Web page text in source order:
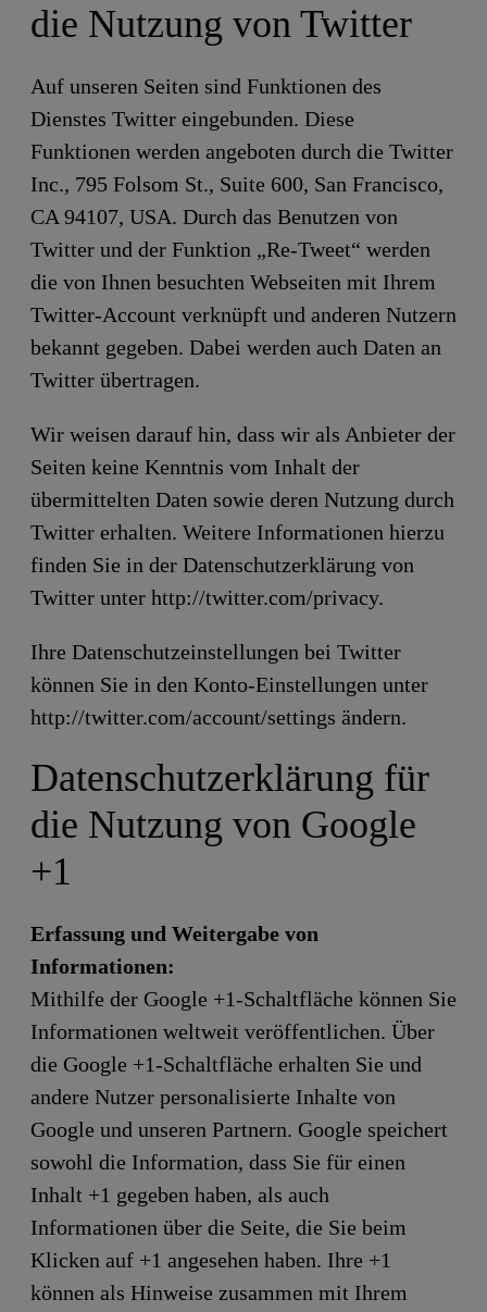
die Nutzung von Twitter
Auf unseren Seiten sind Funktionen des
Dienstes Twitter eingebunden. Diese
Funktionen werden angeboten durch die Twitter
Inc., 795 Folsom St., Suite 600, San Francisco,
CA 94107, USA. Durch das Benutzen von
Twitter und der Funktion „Re-Tweet“ werden
die von Ihnen besuchten Webseiten mit Ihrem
Twitter-Account verknüpft und anderen Nutzern
bekannt gegeben. Dabei werden auch Daten an
Twitter übertragen.
Wir weisen darauf hin, dass wir als Anbieter der
Seiten keine Kenntnis vom Inhalt der
übermittelten Daten sowie deren Nutzung durch
Twitter erhalten. Weitere Informationen hierzu
finden Sie in der Datenschutzerklärung von
Twitter unter http://twitter.com/privacy.
Ihre Datenschutzeinstellungen bei Twitter
können Sie in den Konto-Einstellungen unter
http://twitter.com/account/settings ändern.
Datenschutzerklärung für
die Nutzung von Google
+1
Erfassung und Weitergabe von
Informationen:
Mithilfe der Google +1-Schaltfläche können Sie
Informationen weltweit veröffentlichen. Über
die Google +1-Schaltfläche erhalten Sie und
andere Nutzer personalisierte Inhalte von
Google und unseren Partnern. Google speichert
sowohl die Information, dass Sie für einen
Inhalt +1 gegeben haben, als auch
Informationen über die Seite, die Sie beim
Klicken auf +1 angesehen haben. Ihre +1
können als Hinweise zusammen mit Ihrem